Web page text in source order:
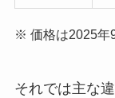
※ 価格は2025年
それでは主な